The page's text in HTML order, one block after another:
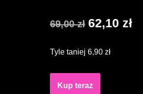
69,00zł 62,10 zł
Tyle taniej 6,90 zł
Kup teraz